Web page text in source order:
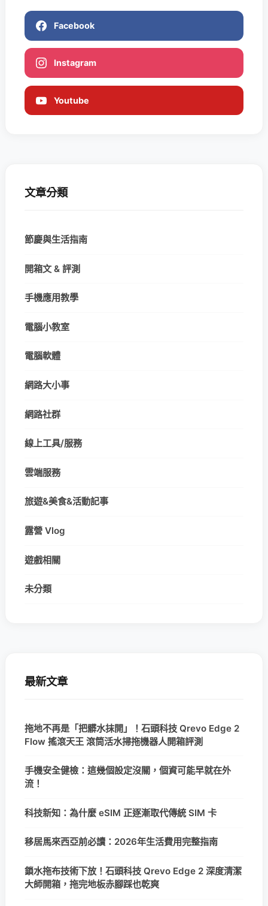
Facebook
Instagram
Youtube
文章分類
節慶與生活指南
開箱文 & 評測
手機應用教學
電腦小教室
電腦軟體
網路大小事
網路社群
線上工具/服務
雲端服務
旅遊&美食&活動記事
露營 Vlog
遊戲相關
未分類
最新文章
拖地不再是「把髒水抹開」！石頭科技 Qrevo Edge 2
Flow 搖滾天王 滾筒活水掃拖機器人開箱評測
手機安全健檢：這幾個設定沒關，個資可能早就在外
流！
科技新知：為什麼 eSIM 正逐漸取代傳統 SIM 卡
移居馬來西亞前必讀：2026年生活費用完整指南
鎖水拖布技術下放！石頭科技 Qrevo Edge 2 深度清潔
大師開箱，拖完地板赤腳踩也乾爽